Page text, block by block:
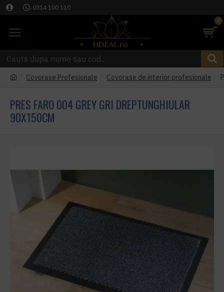
0314 100 110
0
Covorase Profesionale Covorase de interior profesionale
PRES FARO 004 GREY GRI DREPTUNGHIULAR
90X150CM